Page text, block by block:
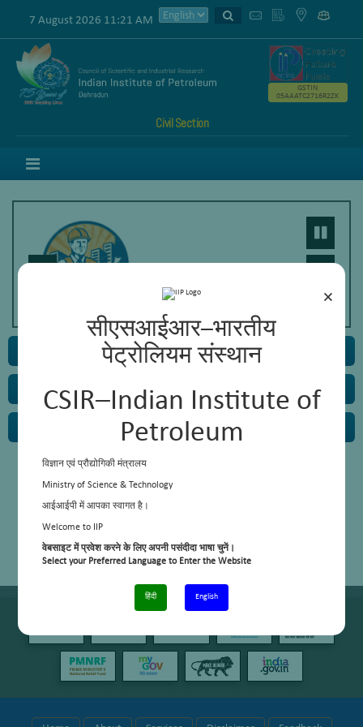
×
सीएसआईआर–भारतीय
पेट्रोलियम संस्थान
CSIR–Indian Institute of
Petroleum
विज्ञान एवं प्रौद्योगिकी मंत्रालय
Ministry of Science & Technology
आईआईपी में आपका स्वागत है।
Welcome to IIP
वेबसाइट में प्रवेश करने के लिए अपनी पसंदीदा भाषा चुनें।
Select your Preferred Language to Enter the Website
हिंदी English
7 August 2026 11:21 AM
Civil Section
GSTIN
05AAATC2716R2ZK
Electrical Section
Mechanical Section